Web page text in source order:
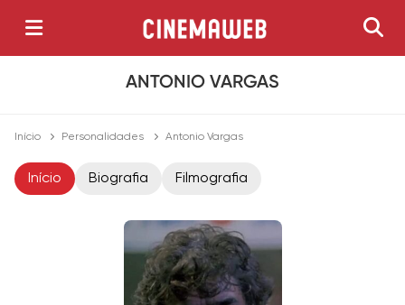
ANTONIO VARGAS
Início Personalidades Antonio Vargas
Início Biografia Filmografia